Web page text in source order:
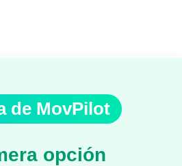
de MovPilot
opción